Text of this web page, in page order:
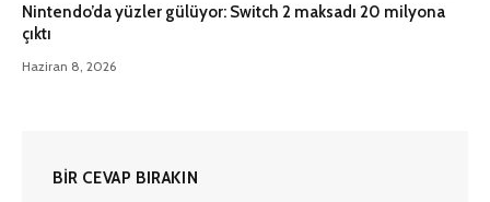
Nintendo’da yüzler gülüyor: Switch 2 maksadı 20 milyona
çıktı
Haziran 8, 2026
BIR CEVAP BIRAKIN